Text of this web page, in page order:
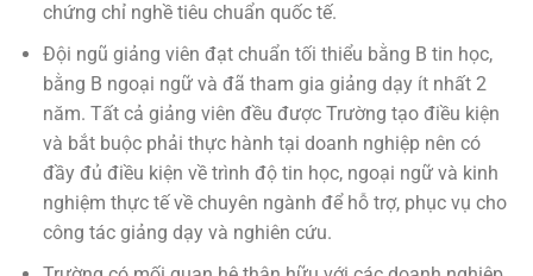
chứng chỉ nghề tiêu chuẩn quốc tế.
Đội ngũ giảng viên đạt chuẩn tối thiểu bằng B tin học,
bằng B ngoại ngữ và đã tham gia giảng dạy ít nhất 2
năm. Tất cả giảng viên đều được Trường tạo điều kiện
và bắt buộc phải thực hành tại doanh nghiệp nên có
đầy đủ điều kiện về trình độ tin học, ngoại ngữ và kinh
nghiệm thực tế về chuyên ngành để hỗ trợ, phục vụ cho
công tác giảng dạy và nghiên cứu.